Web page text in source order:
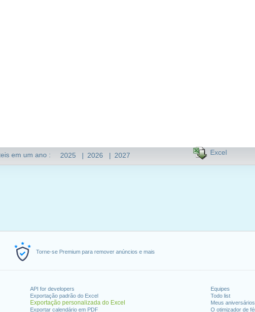
Torne-se Premium para remover anúncios e mais
API for developers
Exportação padrão do Excel
Exportação personalizada do Excel
Exportar calendário em PDF
Equipes
Todo list
Meus aniversários
O otimizador de
em um ano : 2025 | 2026 | 2027 Excel